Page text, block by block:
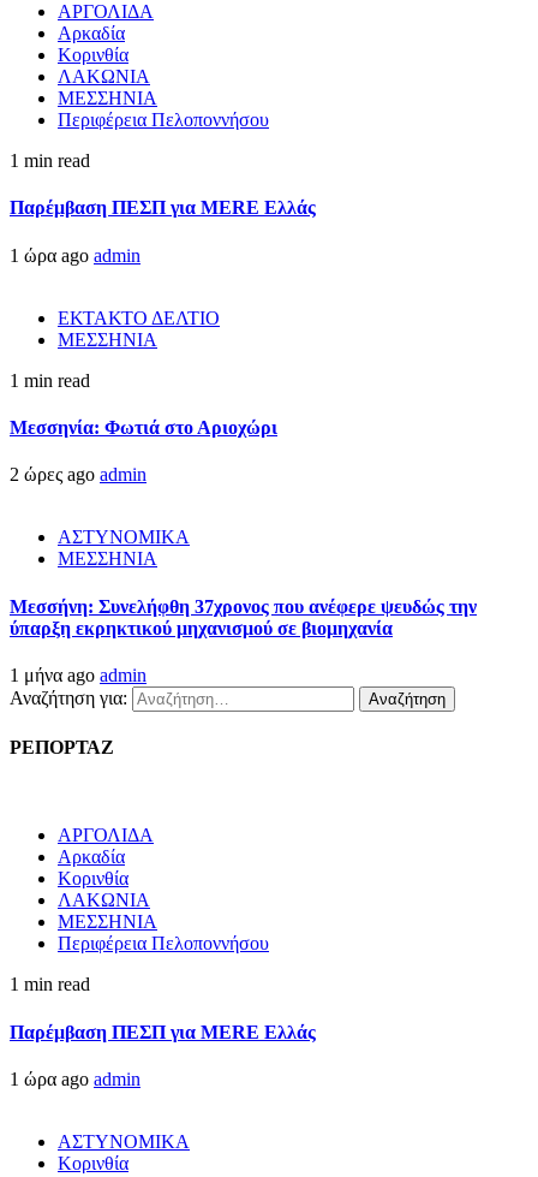
ΑΡΓΟΛΙΔΑ
Αρκαδία
Κορινθία
ΛΑΚΩΝΙΑ
ΜΕΣΣΗΝΙΑ
Περιφέρεια Πελοποννήσου
1 min read
Παρέμβαση ΠΕΣΠ για MERE Ελλάς
1 ώρα ago admin
ΕΚΤΑΚΤΟ ΔΕΛΤΙΟ
ΜΕΣΣΗΝΙΑ
1 min read
Μεσσηνία: Φωτιά στο Αριοχώρι
2 ώρες ago admin
ΑΣΤΥΝΟΜΙΚΑ
ΜΕΣΣΗΝΙΑ
Μεσσήνη: Συνελήφθη 37χρονος που ανέφερε ψευδώς την
ύπαρξη εκρηκτικού μηχανισμού σε βιομηχανία
1 μήνα ago admin
Αναζήτηση για:
ΡΕΠΟΡΤΑΖ
ΑΡΓΟΛΙΔΑ
Αρκαδία
Κορινθία
ΛΑΚΩΝΙΑ
ΜΕΣΣΗΝΙΑ
Περιφέρεια Πελοποννήσου
1 min read
Παρέμβαση ΠΕΣΠ για MERE Ελλάς
1 ώρα ago admin
ΑΣΤΥΝΟΜΙΚΑ
Κορινθία